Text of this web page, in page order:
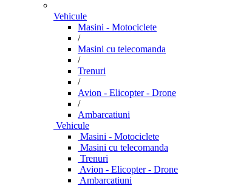
Vehicule
Masini - Motociclete
/
Masini cu telecomanda
/
Trenuri
/
Avion - Elicopter - Drone
/
Ambarcatiuni
Vehicule
Masini - Motociclete
Masini cu telecomanda
Trenuri
Avion - Elicopter - Drone
Ambarcatiuni